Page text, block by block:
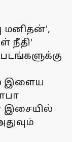
மனிதன்',
நீதி'
இளைய
இசையில்